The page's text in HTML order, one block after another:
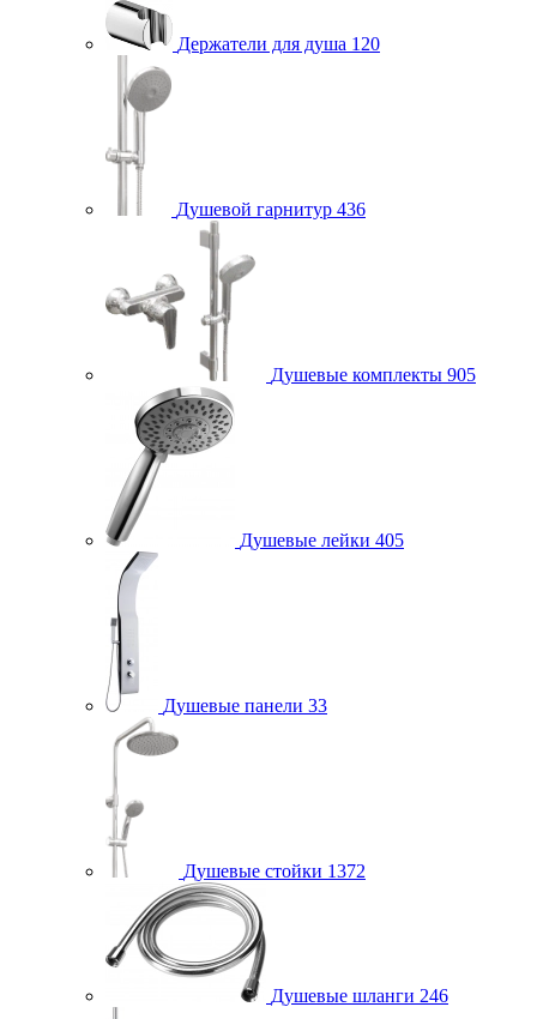
Держатели для душа 120
Душевой гарнитур 436
Душевые комплекты 905
Душевые лейки 405
Душевые панели 33
Душевые стойки 1372
Душевые шланги 246